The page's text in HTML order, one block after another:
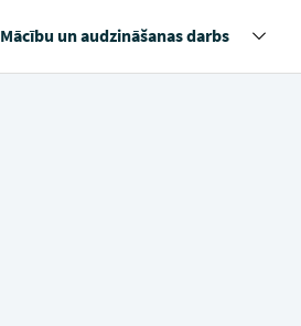
Mācību un audzināšanas darbs